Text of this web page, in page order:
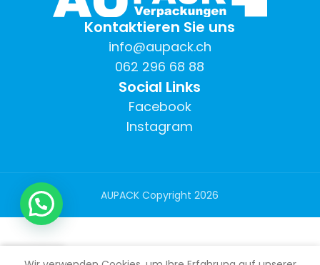
Kontaktieren Sie uns
info@aupack.ch
062 296 68 88
Social Links
Facebook
Instagram
AUPACK Copyright2026